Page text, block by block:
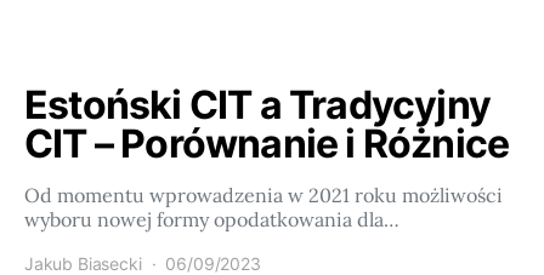
Estoński CIT a Tradycyjny
CIT – Porównanie i Różnice
Od momentu wprowadzenia w 2021 roku możliwości
wyboru nowej formy opodatkowania dla…
Jakub Biasecki 06/09/2023